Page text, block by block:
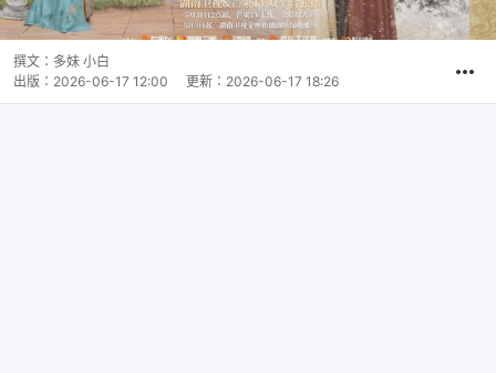
撰文： 多妹 小白
出版： 2026-06-17 12:00 更新： 2026-06-17 18:26